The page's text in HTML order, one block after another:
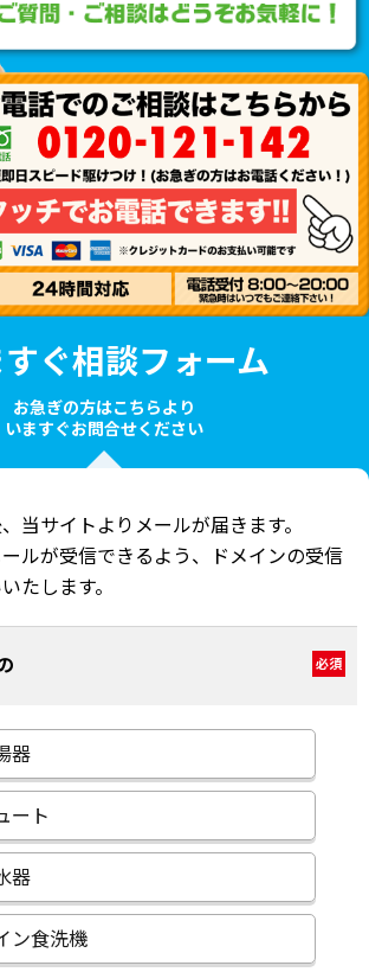
ぐ相談フォーム
お急ぎの方はこちらより
いますぐお問合せください
当サイトよりメールが届きます。
ルが受信できるよう、ドメインの受信
たします。
必須
器
ート
器
ン食洗機